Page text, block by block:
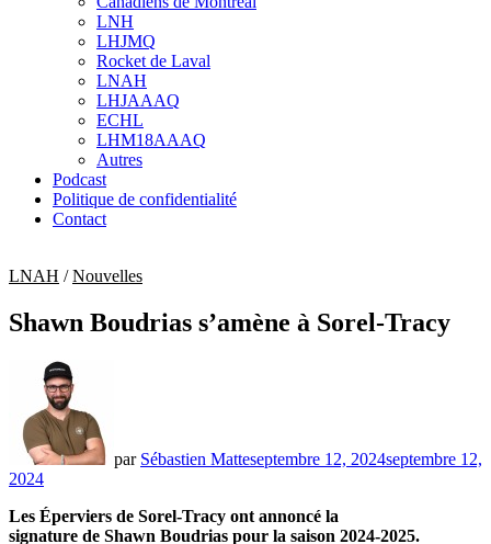
sub
menu
LNH
LHJMQ
Rocket de Laval
LNAH
LHJAAAQ
ECHL
LHM18AAAQ
Autres
Podcast
Politique de confidentialité
Contact
LNAH /Nouvelles
Shawn Boudrias s’amène à Sorel-Tracy
par Sébastien Matteseptembre 12, 2024septembre 12,
2024
Les Éperviers de Sorel-Tracy ont annoncé la
signature de Shawn Boudrias pour la saison 2024-2025.